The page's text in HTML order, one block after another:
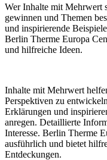
Wer Inhalte mit Mehrwert
gewinnen und Themen
und inspirierende
Berlin Therme Europa
und hilfreiche Ideen.
Inhalte mit Mehrwert
Perspektiven zu
Erklärungen und
anregen. Detaillierte
Interesse. Berlin Therme
ausführlich und bietet
Entdeckungen.